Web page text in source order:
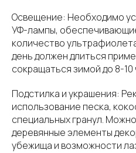
Освещение: Необходимо
УФ-лампы,
количество
день должен длиться
сокращаться зимой до 8-10
Подстилка и украшения:
использование песка,
специальных гранул.
деревянные элементы
убежища и возможности